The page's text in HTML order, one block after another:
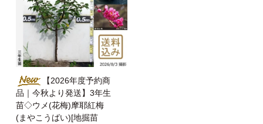
【2026年度予約商
品｜今秋より発送】3年生
苗◇ウメ(花梅)摩耶紅梅
(まやこうばい)[地掘苗